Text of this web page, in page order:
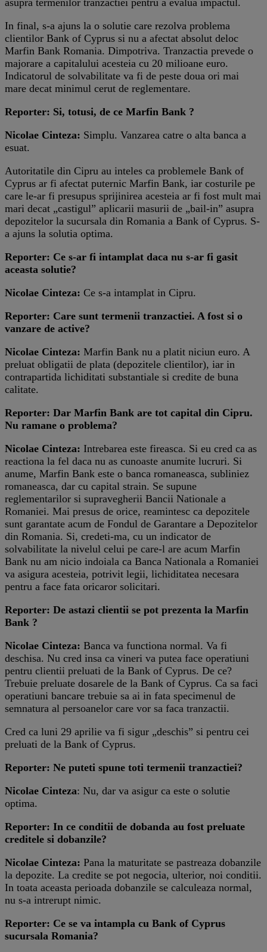
In final, s-a ajuns la o solutie care rezolva problema
clientilor Bank of Cyprus si nu a afectat absolut deloc
Marfin Bank Romania. Dimpotriva. Tranzactia prevede o
majorare a capitalului acesteia cu 20 milioane euro.
Indicatorul de solvabilitate va fi de peste doua ori mai
mare decat minimul cerut de reglementare.
Reporter: Si, totusi, de ce Marfin Bank ?
Nicolae Cinteza: Simplu. Vanzarea catre o alta banca a
esuat.
Autoritatile din Cipru au inteles ca problemele Bank of
Cyprus ar fi afectat puternic Marfin Bank, iar costurile pe
care le-ar fi presupus sprijinirea acesteia ar fi fost mult mai
mari decat „castigul” aplicarii masurii de „bail-in” asupra
depozitelor la sucursala din Romania a Bank of Cyprus. S-
a ajuns la solutia optima.
Reporter: Ce s-ar fi intamplat daca nu s-ar fi gasit
aceasta solutie?
Nicolae Cinteza: Ce s-a intamplat in Cipru.
Reporter: Care sunt termenii tranzactiei. A fost si o
vanzare de active?
Nicolae Cinteza: Marfin Bank nu a platit niciun euro. A
preluat obligatii de plata (depozitele clientilor), iar in
contrapartida lichiditati substantiale si credite de buna
calitate.
Reporter: Dar Marfin Bank are tot capital din Cipru.
Nu ramane o problema?
Nicolae Cinteza: Intrebarea este fireasca. Si eu cred ca as
reactiona la fel daca nu as cunoaste anumite lucruri. Si
anume, Marfin Bank este o banca romaneasca, subliniez
romaneasca, dar cu capital strain. Se supune
reglementarilor si supravegherii Bancii Nationale a
Romaniei. Mai presus de orice, reamintesc ca depozitele
sunt garantate acum de Fondul de Garantare a Depozitelor
din Romania. Si, credeti-ma, cu un indicator de
solvabilitate la nivelul celui pe care-l are acum Marfin
Bank nu am nicio indoiala ca Banca Nationala a Romaniei
va asigura acesteia, potrivit legii, lichiditatea necesara
pentru a face fata oricaror solicitari.
Reporter: De astazi clientii se pot prezenta la Marfin
Bank ?
Nicolae Cinteza: Banca va functiona normal. Va fi
deschisa. Nu cred insa ca vineri va putea face operatiuni
pentru clientii preluati de la Bank of Cyprus. De ce?
Trebuie preluate dosarele de la Bank of Cyprus. Ca sa faci
operatiuni bancare trebuie sa ai in fata specimenul de
semnatura al persoanelor care vor sa faca tranzactii.
Cred ca luni 29 aprilie va fi sigur „deschis” si pentru cei
preluati de la Bank of Cyprus.
Reporter: Ne puteti spune toti termenii tranzactiei?
Nicolae Cinteza: Nu, dar va asigur ca este o solutie
optima.
Reporter: In ce conditii de dobanda au fost preluate
creditele si dobanzile?
Nicolae Cinteza: Pana la maturitate se pastreaza dobanzile
la depozite. La credite se pot negocia, ulterior, noi conditii.
In toata aceasta perioada dobanzile se calculeaza normal,
nu s-a intrerupt nimic.
Reporter: Ce se va intampla cu Bank of Cyprus
sucursala Romania?